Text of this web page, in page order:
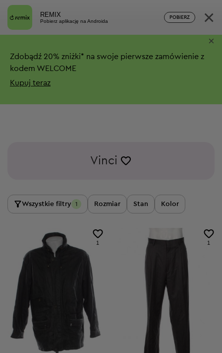
REMIX
Pobierz aplikację na Androida
POBIERZ ×
Zdobądź 20% zniżki* na swoje pierwsze zamówienie z
kodem WELCOME
Kupuj teraz
×
Vinci
Wszystkie filtry 1 Rozmiar Stan Kolor
1 1